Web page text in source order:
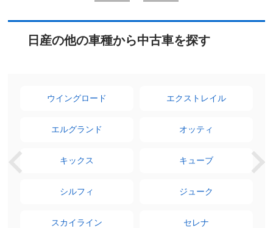
日産の他の車種から中古車を探す
ウイングロード エクストレイル
エルグランド オッティ
キックス キューブ
シルフィ ジューク
スカイライン セレナ